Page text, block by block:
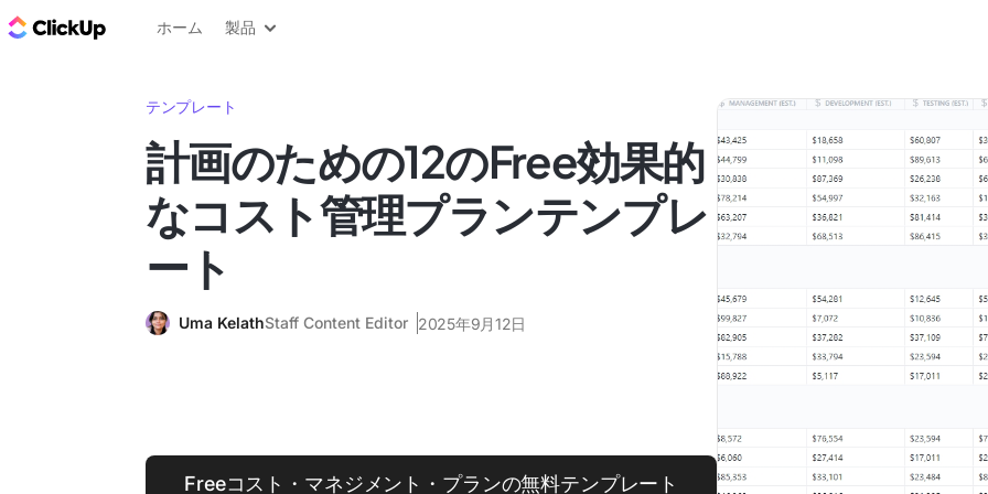
ClickUp ブログ
ホーム 製品
テンプレート
計画のための12のFree効果的
なコスト管理プランテンプレ
ート
Uma KelathStaff Content Editor 2025年9月12日
Freeコスト・マネジメント・プランの無料テンプレート